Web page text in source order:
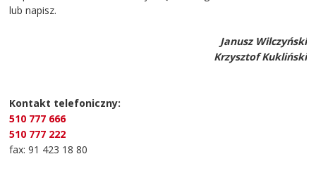
lub napisz.
Janusz Wilczyński
Krzysztof Kukliński
Kontakt telefoniczny:
510 777 666
510 777 222
fax: 91 423 18 80